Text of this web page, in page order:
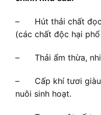
– Hút thải chất đọc
(các chất độc hại
– Thải ẩm thừa,
– Cấp khí tươi giàu
nuôi sinh hoạt.